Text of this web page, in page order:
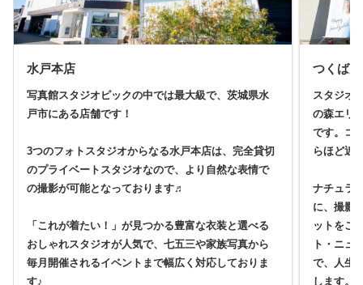
水戸本店
写真館スタジオピックの中では最大級で、茨城県水
戸市にある店舗です！
3つのフォトスタジオからなる水戸本店は、完全貸切
のプライベートスタジオなので、より自然な表情で
の撮影が可能となっております♬
「これが着たい！」が見つかる豊富な衣装と選べる
おしゃれスタジオが人気で、七五三や家族写真から
毎月開催されるイベントまで幅広く対応しておりま
す♪
つくば店
スタジオ
の森エリ
です。コ
らほど近
ナチュラ
に、撮影
ットをご
ト・ニュ
で、人生
します。